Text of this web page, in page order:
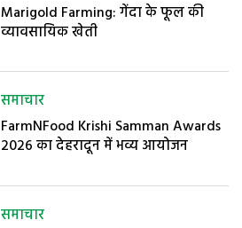
Marigold Farming: गेंदा के फूल की
व्यावसायिक खेती
समाचार
FarmNFood Krishi Samman Awards
2026 का देहरादून में भव्य आयोजन
समाचार